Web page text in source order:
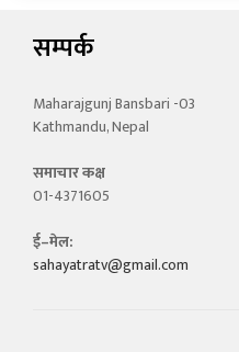
सम्पर्क
Maharajgunj Bansbari -03
Kathmandu, Nepal
समाचार कक्ष
01-4371605
ई–मेल:
sahayatratv@gmail.com